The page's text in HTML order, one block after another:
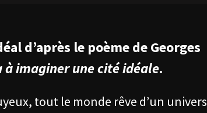
d’après le poème de Georges
à imaginer une cité idéale.
tout le monde rêve d’un univers